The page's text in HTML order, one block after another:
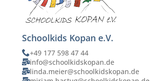
Schoolkids Kopan e.V.
+49 177 598 47 44
info@schoolkidskopan.de
linda.meier@schoolkidskopan.de